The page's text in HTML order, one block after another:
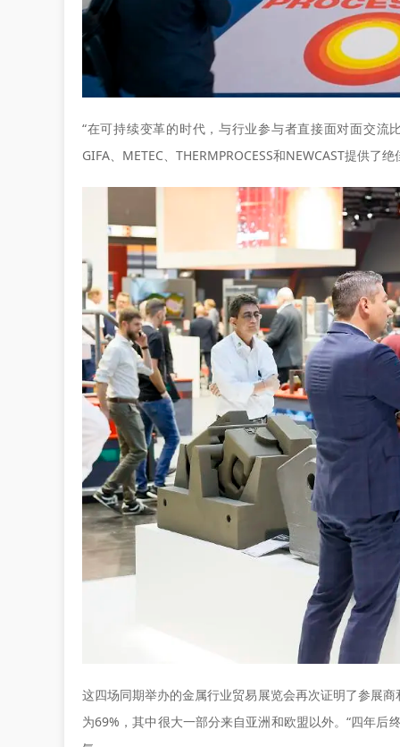
“在可持续变革的时代，与行业参与者直接面对面交
GIFA、METEC、THERMPROCESS和NEWCAST提供
这四场同期举办的金属行业贸易展览会再次证明了参展
为69%，其中很大一部分来自亚洲和欧盟以外。“四年后